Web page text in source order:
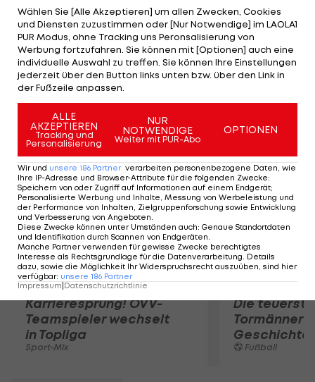
und toller Kulisse am Hauptplatz bezwingen die
Lokalmatadore die Polen mit 21:14, 15:21 und 15:12.
Die Bronze-Medaille sichern sich die Polen Maciej
Kosiak/Maciej Rudolp mit einem 21:11,21:18-Erfolg
über die Schweizer Brüder Benjamin und Dennis
Lerch.
Mehr zum Thema
Karrieresprung! ÖVV-
Teamspieler wechselt
in Topliga
Sport-Mix
Die
Tormänner
Geschichte
Fußball
Wählen Sie [Alle Akzeptieren] um allen Zwecken, Cookies
und Diensten zuzustimmen oder [Nur Notwendige] im LAOLA1
PUR Modus, ohne Tracking uns Peronsalisierung von
Werbung fortzufahren. Sie können mit [Optionen] auch eine
individuelle Auswahl zu treffen. Sie können Ihre Einstellungen
jederzeit über den Button links unten bzw. über den Link in
der Fußzeile anpassen.
ALLE
AKZEPTIEREN
Tracking und
Personalisierung
NUR
NOTWENDIGE
Weiter mit PUR-Abo
OPTIONEN
Wir und unsere 186 Partner verarbeiten personenbezogene Daten, wie
Ihre IP-Adresse und Browser-Attribute für die folgenden Zwecke:
Speichern von oder Zugriff auf Informationen auf einem Endgerät;
Personalisierte Werbung und Inhalte, Messung von Werbeleistung und
der Performance von Inhalten, Zielgruppenforschung sowie Entwicklung
und Verbesserung von Angeboten.
Diese Zwecke können unter Umständen auch: Genaue Standortdaten
und Identifikation durch Scannen von Endgeräten.
Manche Partner verwenden für gewisse Zwecke berechtigtes
Interesse als Rechtsgrundlage für die Datenverarbeitung. Details
dazu, sowie die Möglichkeit Ihr Widerspruchsrecht auszuüben, sind hier
verfügbar: unsere 186 Partner
Impressum Datenschutzrichtlinie